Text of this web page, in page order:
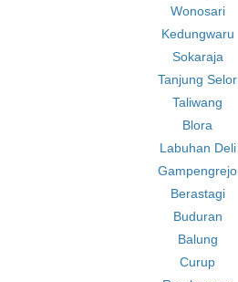
Wonosari
Kedungwaru
Sokaraja
Tanjung Selor
Taliwang
Blora
Labuhan Deli
Gampengrejo
Berastagi
Buduran
Balung
Curup